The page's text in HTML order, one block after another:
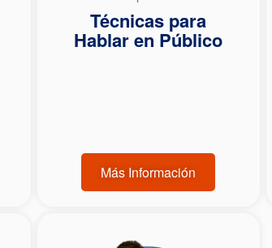
Técnicas para
Hablar en Público
Más Información